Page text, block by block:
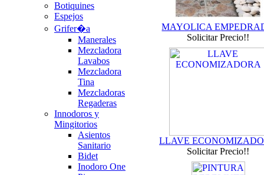
Botiquines
Espejos
Grifer�a
Manerales
Mezcladora
Lavabos
Mezcladora
Tina
Mezcladoras
Regaderas
Innodoros y
Mingitorios
Asientos
Sanitario
Bidet
Inodoro One
MAYOLICA
Solicitar Precio!!
LLAVE
Solicitar Precio!!